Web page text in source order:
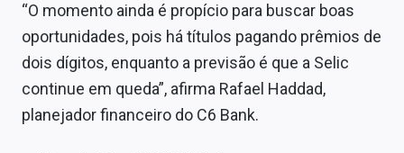
“O momento ainda é propício para buscar boas
oportunidades, pois há títulos pagando prêmios de
dois dígitos, enquanto a previsão é que a Selic
continue em queda”, afirma Rafael Haddad,
planejador financeiro do C6 Bank.